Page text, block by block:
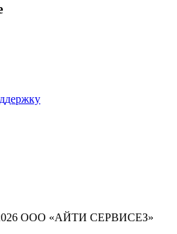
ООО «АЙТИ СЕРВИСЕЗ»